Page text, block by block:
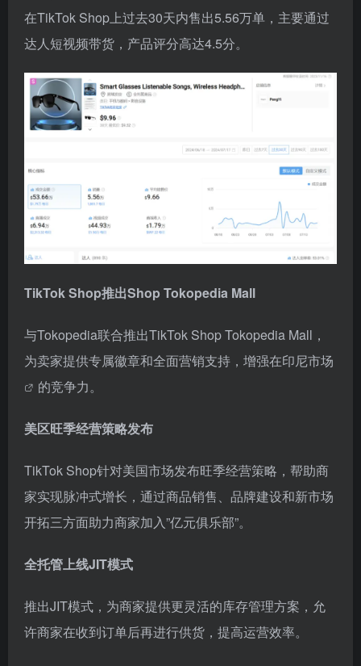
在TikTok Shop上过去30天内售出5.56万单，主要通过
达人短视频带货，产品评分高达4.5分。
TikTok Shop推出Shop Tokopedia Mall
与Tokopedia联合推出TikTok Shop Tokopedia Mall，
为卖家提供专属徽章和全面营销支持，增强在印尼市场
的竞争力。
美区旺季经营策略发布
TikTok Shop针对美国市场发布旺季经营策略，帮助商
家实现脉冲式增长，通过商品销售、品牌建设和新市场
开拓三方面助力商家加入”亿元俱乐部”。
全托管上线JIT模式
推出JIT模式，为商家提供更灵活的库存管理方案，允
许商家在收到订单后再进行供货，提高运营效率。